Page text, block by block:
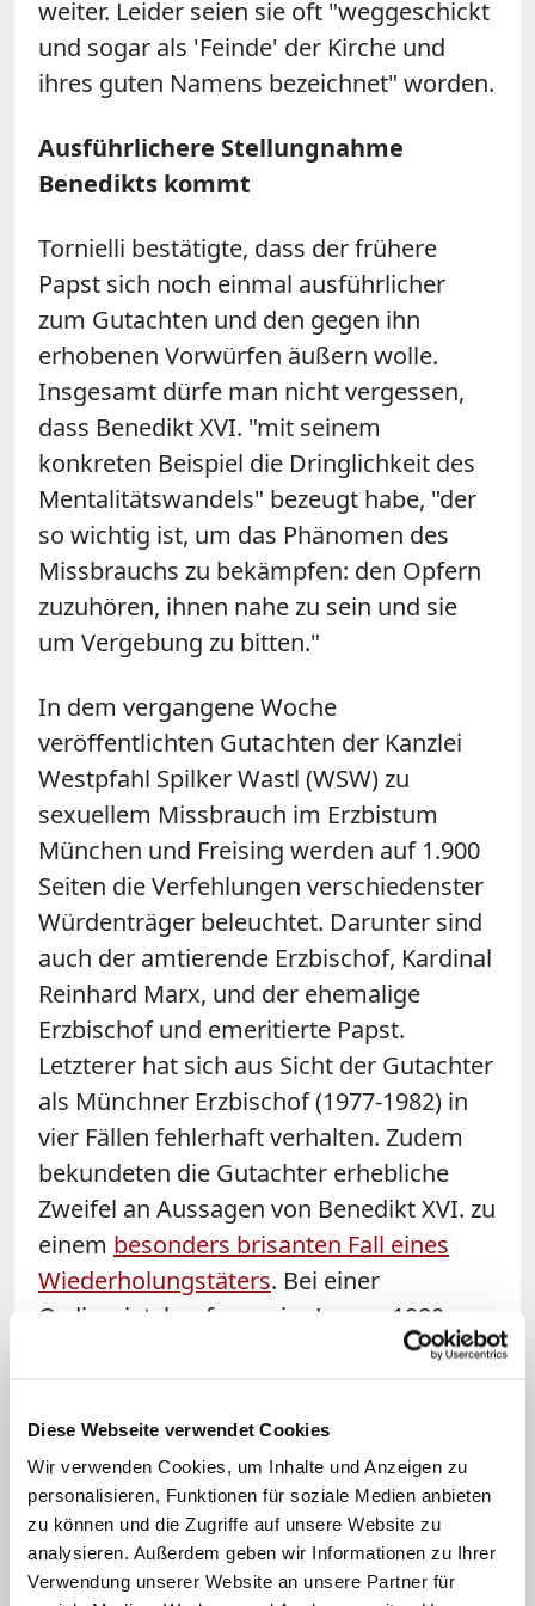
Diese Webseite verwendet Cookies
Wir verwenden Cookies, um Inhalte und Anzeigen zu
personalisieren, Funktionen für soziale Medien anbieten
zu können und die Zugriffe auf unsere Website zu
analysieren. Außerdem geben wir Informationen zu Ihrer
Verwendung unserer Website an unsere Partner für
weiter. Leider seien sie oft "weggeschickt
und sogar als 'Feinde' der Kirche und
ihres guten Namens bezeichnet" worden.
Ausführlichere Stellungnahme
Benedikts kommt
Tornielli bestätigte, dass der frühere
Papst sich noch einmal ausführlicher
zum Gutachten und den gegen ihn
erhobenen Vorwürfen äußern wolle.
Insgesamt dürfe man nicht vergessen,
dass Benedikt XVI. "mit seinem
konkreten Beispiel die Dringlichkeit des
Mentalitätswandels" bezeugt habe, "der
so wichtig ist, um das Phänomen des
Missbrauchs zu bekämpfen: den Opfern
zuzuhören, ihnen nahe zu sein und sie
um Vergebung zu bitten."
In dem vergangene Woche
veröffentlichten Gutachten der Kanzlei
Westpfahl Spilker Wastl (WSW) zu
sexuellem Missbrauch im Erzbistum
München und Freising werden auf 1.900
Seiten die Verfehlungen verschiedenster
Würdenträger beleuchtet. Darunter sind
auch der amtierende Erzbischof, Kardinal
Reinhard Marx, und der ehemalige
Erzbischof und emeritierte Papst.
Letzterer hat sich aus Sicht der Gutachter
als Münchner Erzbischof (1977-1982) in
vier Fällen fehlerhaft verhalten. Zudem
bekundeten die Gutachter erhebliche
Zweifel an Aussagen von Benedikt XVI. zu
einem besonders brisanten Fall eines
Wiederholungstäters. Bei einer
Ordinariatskonferenz im Januar 1980
ging es darum, diesen Priester aus der
In seiner ersten Stellungnahme im
Rahmen der Anhörung, die im WSW-
Gutachten aufgenommen wurde, hatte
Benedikt XVI. bestritten, an der Sitzung
teilgenommen zu haben. Wenige Tage